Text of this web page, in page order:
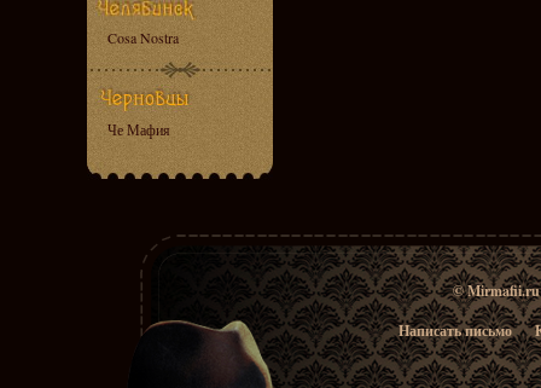
Cosa Nostra
Че Мафия
© Mirmafii.ru
Написать письмо